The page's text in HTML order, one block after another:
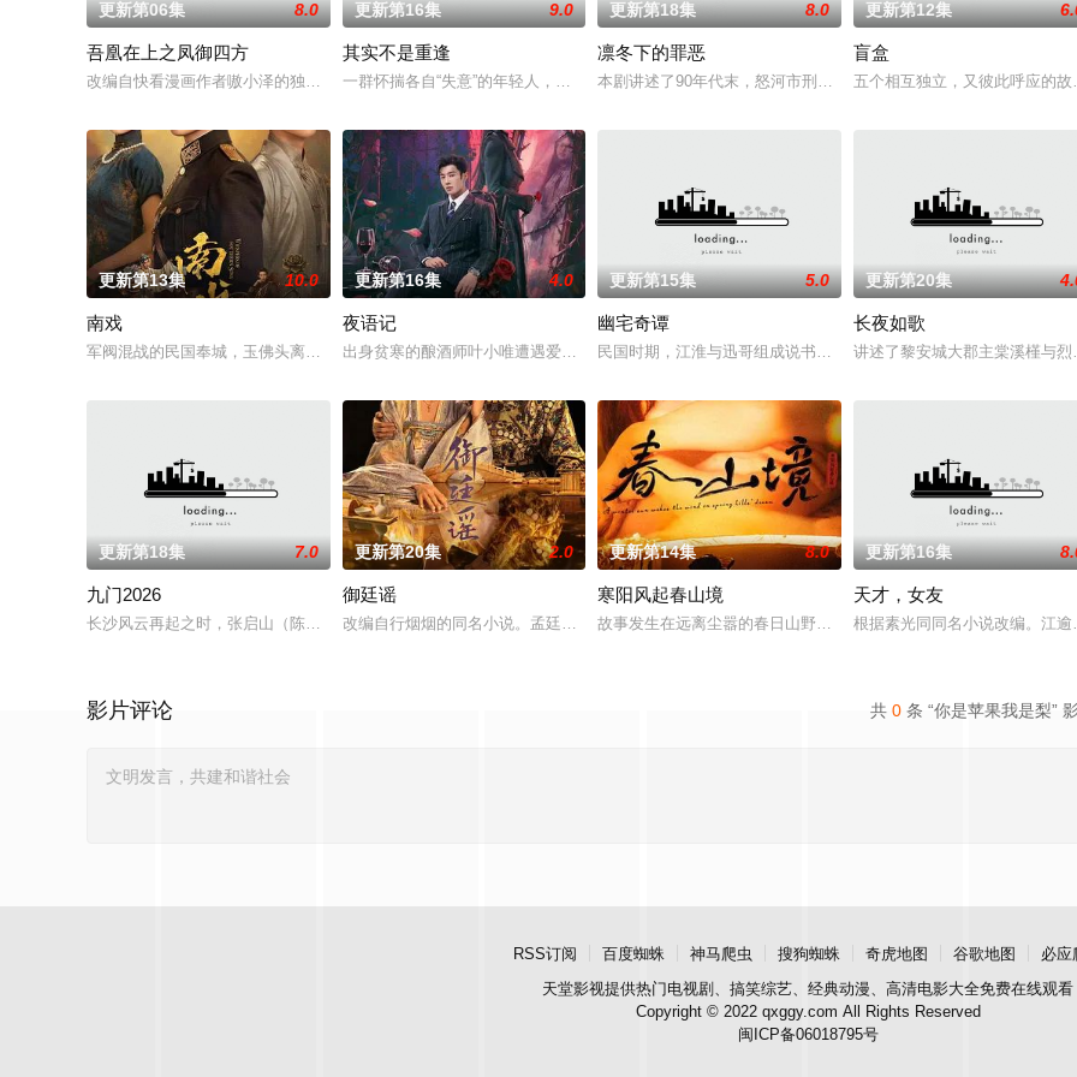
更新第06集 8.0
吾凰在上之凤御四方
改编自快看漫画作者嗷小泽的独家连载漫画《吾凰在上》。现代少女奚圆（姜贞羽 饰）因意外踏入玄机界，继而卷入虎云国内乱的漩涡，身陷重
更新第16集 9.0
其实不是重逢
一群怀揣各自“失意”的年轻人，在沿海小城南安相遇相知，他们决心各展所长创办旅行社。他们以当地的
更新第18集 8.0
凛冬下的罪恶
本剧讲述了90年代末，怒河市刑侦支队在无普及监控、无DNA鉴定
更新第12集
盲盒
五个相互独立，又彼此呼应的
更新第13集 10.0
南戏
军阀混战的民国奉城，玉佛头离奇失窃，戏班主横尸戏台，将冷血少帅许又安与昆曲名伶荣筱楠推向不死不休的对立绝境。而他们不知，对方正
更新第16集 4.0
夜语记
出身贫寒的酿酒师叶小唯遭遇爱人程桉、恩师林晚媚的双重背叛。她从恨意中涅槃重生，借私生女桑落的
更新第15集 5.0
幽宅奇谭
民国时期，江淮与迅哥组成说书班子，偶遇“白天人住屋，晚上鬼占
更新第20集
长夜如歌
讲述了黎安城大郡主棠溪槿与
更新第18集 7.0
九门2026
长沙风云再起之时，张启山（陈伟霆 饰）与吴老狗（曾舜晞 饰）强强联手，携手霍仙姑（陈瑶 饰）与九门诸人共赴冒险奇局。一桩401部队的
更新第20集 2.0
御廷谣
改编自行烟烟的同名小说。孟廷辉，大平王朝有史以来个以女子进士科三元及第入翰林院的奇女子。十年
更新第14集 8.0
寒阳风起春山境
故事发生在远离尘嚣的春日山野，两个孤独的人因机缘巧合相遇。
更新第16集
天才，女友
根据素光同同名小说改编。江
共 0 条 “你是苹果我是梨”
影片评论
RSS订阅 百度蜘蛛 神马爬虫 搜狗蜘蛛 奇虎地图 谷歌地图
必应
天堂影视提供热门电视剧、搞笑综艺、经典动漫、高清电影大全免费在线观看
Copyright © 2022 qxggy.com All Rights Reserved
闽ICP备06018795号